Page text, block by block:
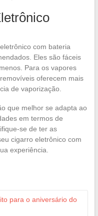
com bateria
Eles são fáceis
Para os vapores
oferecem mais
de vaporização.
que melhor se adapta ao
em termos de
se de ter as
cigarro eletrônico com
experiência.
para o aniversário do